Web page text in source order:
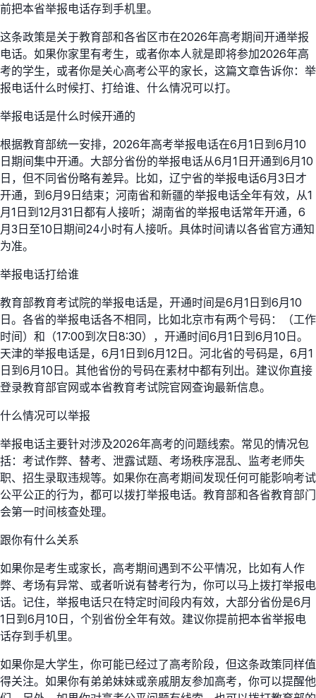
前把本省举报电话存到手机里。
这条政策是关于教育部和各省区市在2026年高考期间开通举报
电话。如果你家里有考生，或者你本人就是即将参加2026年高
考的学生，或者你是关心高考公平的家长，这篇文章告诉你：举
报电话什么时候打、打给谁、什么情况可以打。
举报电话是什么时候开通的
根据教育部统一安排，2026年高考举报电话在6月1日到6月10
日期间集中开通。大部分省份的举报电话从6月1日开通到6月10
日，但不同省份略有差异。比如，辽宁省的举报电话6月3日才
开通，到6月9日结束；河南省和新疆的举报电话全年有效，从1
月1日到12月31日都有人接听；湖南省的举报电话常年开通，6
月3日至10日期间24小时有人接听。具体时间请以各省官方通知
为准。
举报电话打给谁
教育部教育考试院的举报电话是，开通时间是6月1日到6月10
日。各省的举报电话各不相同，比如北京市有两个号码：（工作
时间）和（17:00到次日8:30），开通时间6月1日到6月10日。
天津的举报电话是，6月1日到6月12日。河北省的号码是，6月1
日到6月10日。其他省份的号码在素材中都有列出。建议你直接
登录教育部官网或本省教育考试院官网查询最新信息。
什么情况可以举报
举报电话主要针对涉及2026年高考的问题线索。常见的情况包
括：考试作弊、替考、泄露试题、考场秩序混乱、监考老师失
职、招生录取违规等。如果你在高考期间发现任何可能影响考试
公平公正的行为，都可以拨打举报电话。教育部和各省教育部门
会第一时间核查处理。
跟你有什么关系
如果你是考生或家长，高考期间遇到不公平情况，比如有人作
弊、考场有异常、或者听说有替考行为，你可以马上拨打举报电
话。记住，举报电话只在特定时间段内有效，大部分省份是6月
1日到6月10日，个别省份全年有效。建议你提前把本省举报电
话存到手机里。
如果你是大学生，你可能已经过了高考阶段，但这条政策同样值
得关注。如果你有弟弟妹妹或亲戚朋友参加高考，你可以提醒他